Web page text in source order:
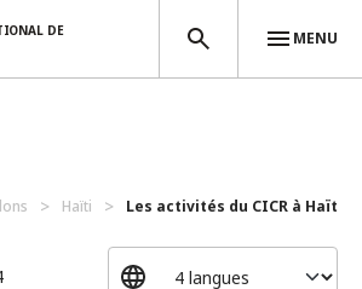
DE
MENU
Haïti Les activités du CICR à Haïti :